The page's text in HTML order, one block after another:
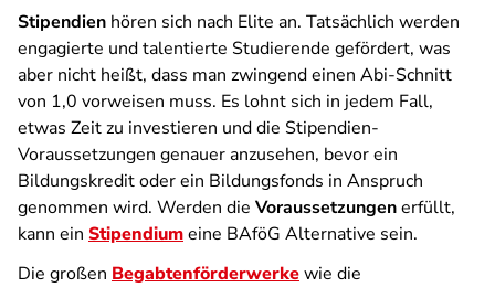
Stipendien hören sich nach Elite an. Tatsächlich werden
engagierte und talentierte Studierende gefördert, was
aber nicht heißt, dass man zwingend einen Abi-Schnitt
von 1,0 vorweisen muss. Es lohnt sich in jedem Fall,
etwas Zeit zu investieren und die Stipendien-
Voraussetzungen genauer anzusehen, bevor ein
Bildungskredit oder ein Bildungsfonds in Anspruch
genommen wird. Werden die Voraussetzungenerfüllt,
kann ein Stipendiumeine BAföG Alternative sein.
Die großen Begabtenförderwerkewie die